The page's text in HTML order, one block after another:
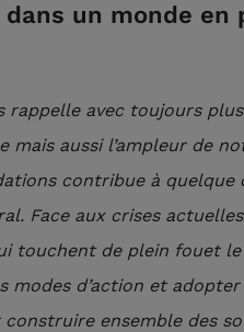
un monde en
rappelle avec toujours
mais aussi l’ampleur de
contribue à quelque
Face aux crises
touchent de plein fouet
modes d’action et
ensemble des